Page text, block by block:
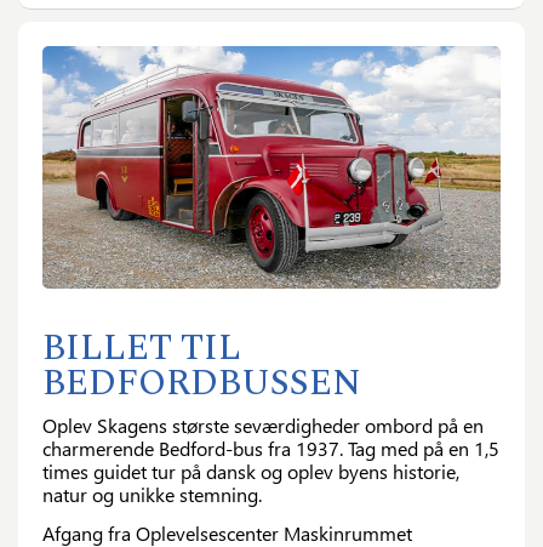
BILLET TIL
BEDFORDBUSSEN
Oplev Skagens største seværdigheder ombord på en
charmerende Bedford-bus fra 1937. Tag med på en 1,5
times guidet tur på dansk og oplev byens historie,
natur og unikke stemning.
Afgang fra Oplevelsescenter Maskinrummet